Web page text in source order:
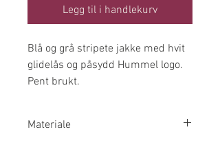
Legg til i handlekurv
Blå og grå stripete jakke med hvit
glidelås og påsydd Hummel logo.
Pent brukt.
Materiale